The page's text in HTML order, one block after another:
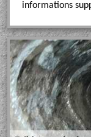
informations